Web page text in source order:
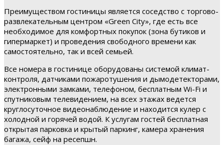
Преимуществом гостиницы является соседство с торгово-
развлекательным центром «Green City», где есть все
необходимое для комфортных покупок (зона бутиков и
гипермаркет) и проведения свободного времени как
самостоятельно, так и всей семьей.
Все номера в гостинице оборудованы системой климат-
контроля, датчиками пожаротушения и дымодетекторами,
электронными замками, телефоном, бесплатным Wi-Fi и
спутниковым телевидением, на всех этажах ведется
круглосуточное видеонаблюдение и находится кулер с
холодной и горячей водой. К услугам гостей бесплатная
открытая парковка и крытый паркинг, камера хранения
багажа, сейф на ресепшн.